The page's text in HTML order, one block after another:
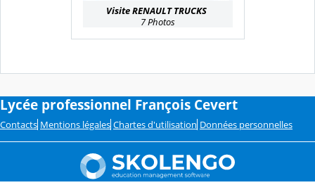
Visite RENAULT TRUCKS
7 Photos
Lycée professionnel François Cevert
Contacts Mentions légales Chartes d'utilisation Données personnelles